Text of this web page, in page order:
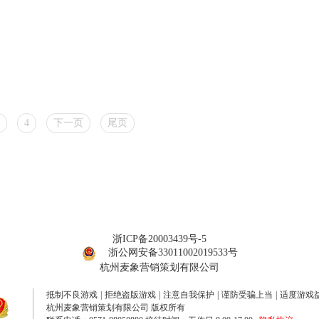
4 下一页 尾页
浙ICP备20003439号-5
浙公网安备33011002019533号
杭州麦象营销策划有限公司
抵制不良游戏 拒绝盗版游戏 注意自我保护 谨防受骗上当
适度游戏
杭州麦象营销策划有限公司 版权所有